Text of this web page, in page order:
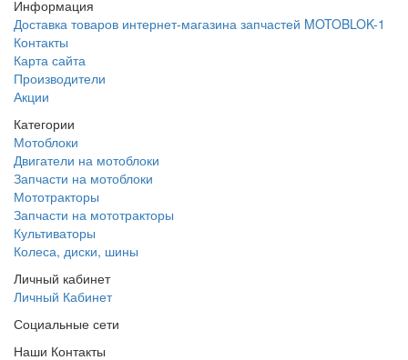
Информация
Доставка товаров интернет-магазина запчастей MOTOBLOK-1
Контакты
Карта сайта
Производители
Акции
Категории
Мотоблоки
Двигатели на мотоблоки
Запчасти на мотоблоки
Мототракторы
Запчасти на мототракторы
Культиваторы
Колеса, диски, шины
Личный кабинет
Личный Кабинет
Социальные сети
Наши Контакты